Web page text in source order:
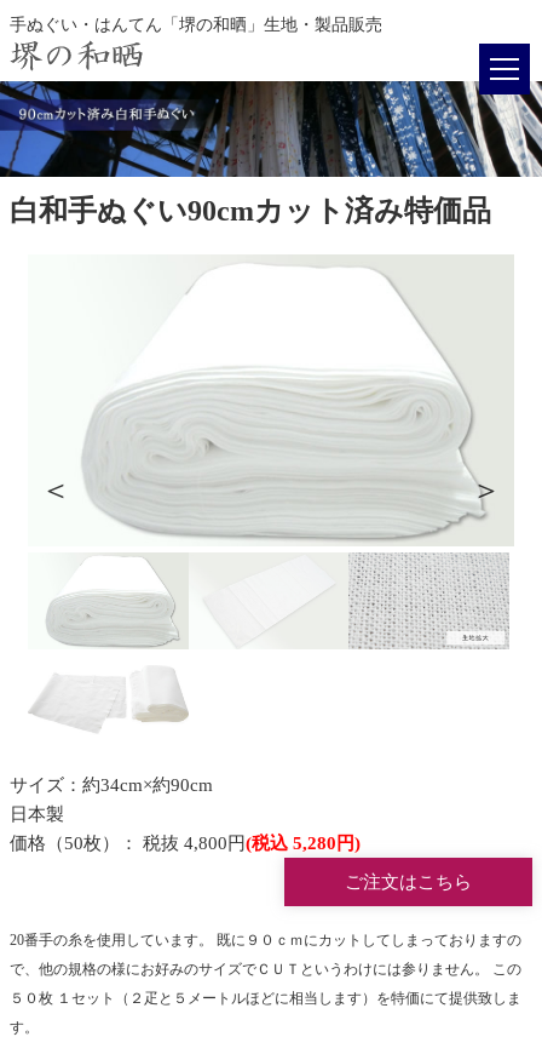
手ぬぐい・はんてん「堺の和晒」生地・製品販売
白和手ぬぐい90cmカット済み特価品
サイズ：約34cm×約90cm
日本製
価格（50枚）： 税抜 4,800円(税込 5,280円)
ご注文はこちら
20番手の糸を使用しています。 既に９０ｃｍにカットしてしまっておりますの
で、他の規格の様にお好みのサイズでＣＵＴというわけには参りません。 この
５０枚 １セット（２疋と５メートルほどに相当します）を特価にて提供致しま
す。